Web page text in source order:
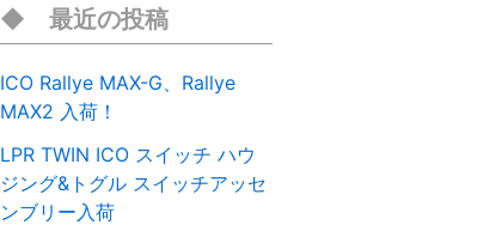
象
最近の投稿
ICO Rallye MAX-G、Rallye
MAX2 入荷！
LPR TWIN ICO スイッチ ハウ
ジング&トグル スイッチアッセ
ンブリー入荷